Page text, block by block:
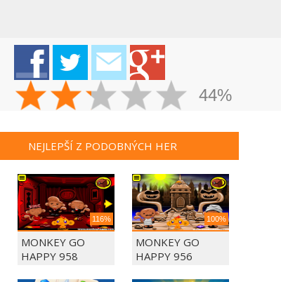
44%
NEJLEPŠÍ Z PODOBNÝCH HER
116%
MONKEY GO
HAPPY 958
100%
MONKEY GO
HAPPY 956